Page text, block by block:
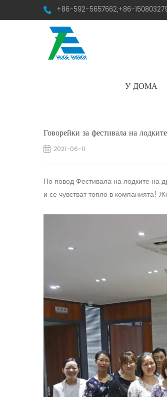
+86-592-5657662,+86-
У ДОМА
Говорейки за фестивала на
2021-06-11
По повод Фестивала на лодките на
и се чувстват топло в компанията!